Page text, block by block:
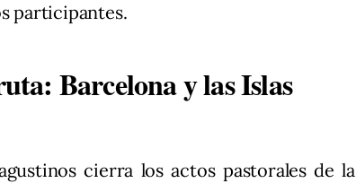
participantes.
Barcelona y las Islas
cierra los actos pastorales de la